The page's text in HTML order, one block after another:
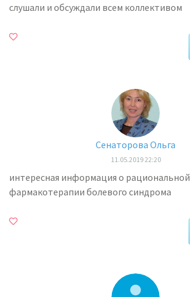
слушали и обсуждали всем коллективом
Сенаторова Ольга
11.05.2019 22:20
интересная информация о рациональной
фармакотерапии болевого синдрома